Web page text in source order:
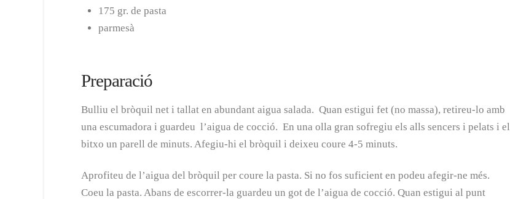
175 gr. de pasta
parmesà
Preparació
Bulliu el bròquil net i tallat en abundant aigua salada. Quan estigui fet (no massa), retireu-lo amb
una escumadora i guardeu l’aigua de cocció. En una olla gran sofregiu els alls sencers i pelats i el
bitxo un parell de minuts. Afegiu-hi el bròquil i deixeu coure 4-5 minuts.
Aprofiteu de l’aigua del bròquil per coure la pasta. Si no fos suficient en podeu afegir-ne més.
Coeu la pasta. Abans de escorrer-la guardeu un got de l’aigua de cocció. Quan estigui al punt